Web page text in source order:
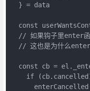
  } = data
const
// 如果钩子里enter
// 这也是为什么
const cb =
if